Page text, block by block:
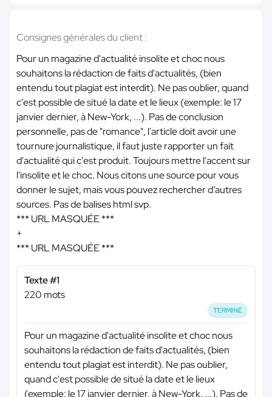
Consignes générales du client :
Pour un magazine d'actualité insolite et choc nous
souhaitons la rédaction de faits d'actualités, (bien
entendu tout plagiat est interdit). Ne pas oublier, quand
c'est possible de situé la date et le lieux (exemple: le 17
janvier dernier, à New-York, ...). Pas de conclusion
personnelle, pas de "romance", l'article doit avoir une
tournure journalistique, il faut juste rapporter un fait
d'actualité qui c'est produit. Toujours mettre l'accent sur
l'insolite et le choc. Nous citons une source pour vous
donner le sujet, mais vous pouvez rechercher d’autres
sources. Pas de balises html svp.
*** URL MASQUÉE ***
+
*** URL MASQUÉE ***
Texte #1
220 mots
TERMINÉ
Pour un magazine d'actualité insolite et choc nous
souhaitons la rédaction de faits d'actualités, (bien
entendu tout plagiat est interdit). Ne pas oublier,
quand c'est possible de situé la date et le lieux
(exemple: le 17 janvier dernier, à New-York, ...). Pas de